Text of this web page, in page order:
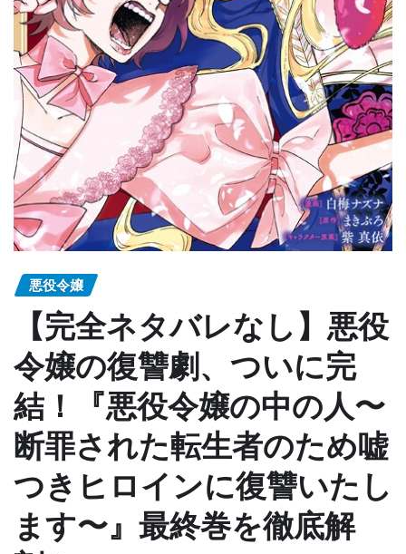
悪役令嬢
【完全ネタバレなし】悪役
令嬢の復讐劇、ついに完
結！『悪役令嬢の中の人〜
断罪された転生者のため嘘
つきヒロインに復讐いたし
ます〜』最終巻を徹底解